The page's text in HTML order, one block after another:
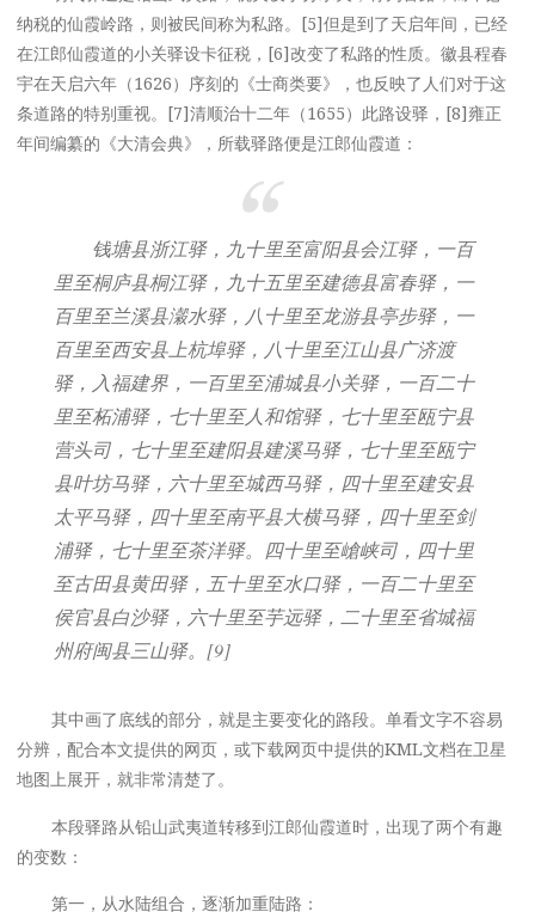
纳税的仙霞岭路，则被民间称为私路。[5]但是到了天启年间，已经
在江郎仙霞道的小关驿设卡征税，[6]改变了私路的性质。徽县程春
宇在天启六年（1626）序刻的《士商类要》，也反映了人们对于这
条道路的特别重视。[7]清顺治十二年（1655）此路设驿，[8]雍正
年间编纂的《大清会典》，所载驿路便是江郎仙霞道：
钱塘县浙江驿，九十里至富阳县会江驿，一百
里至桐庐县桐江驿，九十五里至建德县富春驿，一
百里至兰溪县瀔水驿，八十里至龙游县亭步驿，一
百里至西安县上杭埠驿，八十里至江山县广济渡
驿，入福建界，一百里至浦城县小关驿，一百二十
里至柘浦驿，七十里至人和馆驿，七十里至瓯宁县
营头司，七十里至建阳县建溪马驿，七十里至瓯宁
县叶坊马驿，六十里至城西马驿，四十里至建安县
太平马驿，四十里至南平县大横马驿，四十里至剑
浦驿，七十里至茶洋驿。四十里至嵢峡司，四十里
至古田县黄田驿，五十里至水口驿，一百二十里至
侯官县白沙驿，六十里至芋远驿，二十里至省城福
州府闽县三山驿。[9]
其中画了底线的部分，就是主要变化的路段。单看文字不容易
分辨，配合本文提供的网页，或下载网页中提供的KML文档在卫星
地图上展开，就非常清楚了。
本段驿路从铅山武夷道转移到江郎仙霞道时，出现了两个有趣
的变数：
第一，从水陆组合，逐渐加重陆路：